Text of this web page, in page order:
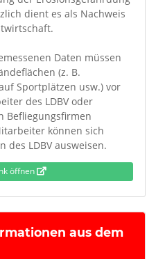
dient es als Nachweis
Daten müssen
(z. B.
Sportplätzen usw.) vor
des LDBV oder
Befliegungsfirmen
können sich
des LDBV ausweisen.
öffnen
aus dem